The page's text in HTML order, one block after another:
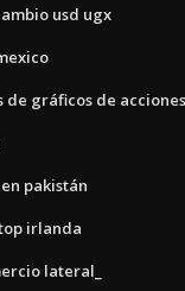
usd ugx
de gráficos de acciones
pakistán
irlanda
lateral_